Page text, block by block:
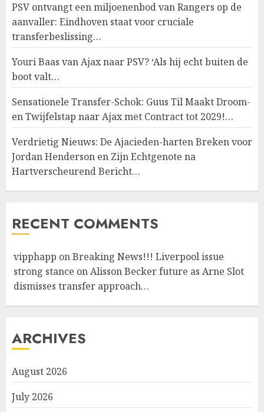
PSV ontvangt een miljoenenbod van Rangers op de
aanvaller: Eindhoven staat voor cruciale
transferbeslissing…
Youri Baas van Ajax naar PSV? ‘Als hij echt buiten de
boot valt…
Sensationele Transfer-Schok: Guus Til Maakt Droom-
en Twijfelstap naar Ajax met Contract tot 2029!…
Verdrietig Nieuws: De Ajacieden-harten Breken voor
Jordan Henderson en Zijn Echtgenote na
Hartverscheurend Bericht…
RECENT COMMENTS
vipphapp onBreaking News!!! Liverpool issue
strong stance on Alisson Becker future as Arne Slot
dismisses transfer approach…
ARCHIVES
August 2026
July 2026